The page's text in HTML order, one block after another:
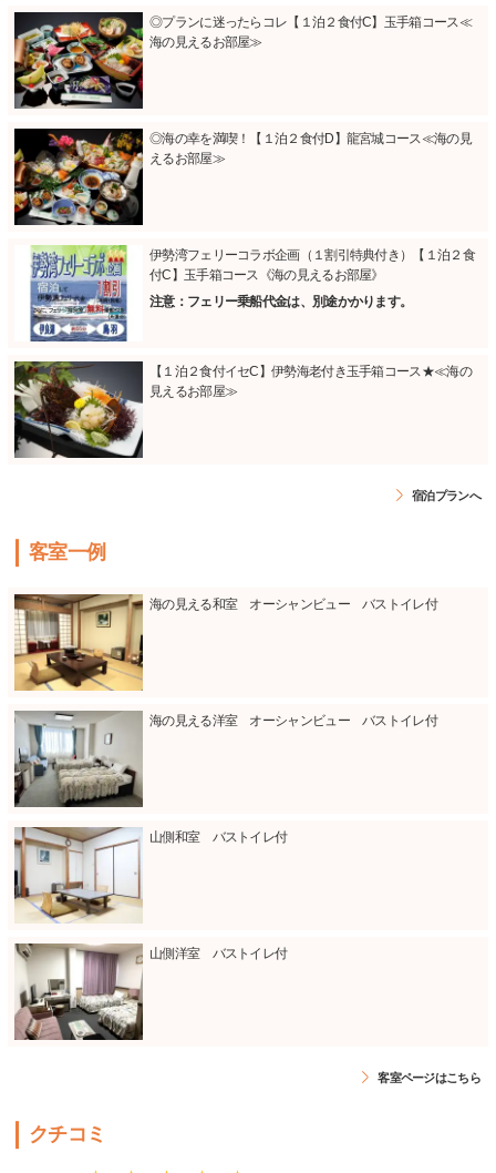
◎プランに迷ったらコレ【１泊２食付C】玉手箱コース≪
海の見えるお部屋≫
◎海の幸を満喫！【１泊２食付D】龍宮城コース≪海の見
えるお部屋≫
伊勢湾フェリーコラボ企画（１割引特典付き）【１泊２食
付C】玉手箱コース《海の見えるお部屋》
注意：フェリー乗船代金は、別途かかります。
【１泊２食付イセC】伊勢海老付き玉手箱コース★≪海の
見えるお部屋≫
宿泊プランへ
客室一例
海の見える和室 オーシャンビュー バストイレ付
海の見える洋室 オーシャンビュー バストイレ付
山側和室 バストイレ付
山側洋室 バストイレ付
客室ページはこちら
クチコミ